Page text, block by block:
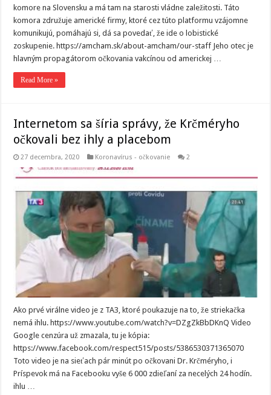
komore na Slovensku a má tam na starosti vládne zaležitosti. Táto
komora združuje americké firmy, ktoré cez túto platformu vzájomne
komunikujú, pomáhajú si, dá sa povedať, že ide o lobistické
zoskupenie. https://amcham.sk/about-amcham/our-staff Jeho otec je
hlavným propagátorom očkovania vakcínou od americkej …
Read More »
Internetom sa šíria správy, že Krčméryho
očkovali bez ihly a placebom
27 decembra, 2020 Koronavírus - očkovanie 2
Ako prvé virálne video je z TA3, ktoré poukazuje na to, že striekačka
nemá ihlu. https://www.youtube.com/watch?v=DZgZkBbDKnQ Video
Google cenzúra už zmazala, tu je kópia:
https://www.facebook.com/respect515/posts/5386530371365070
Toto video je na sieťach pár minút po očkovani Dr. Krčméryho, i
Príspevok má na Facebooku vyše 6 000 zdieľaní za necelých 24 hodín.
ihlu …